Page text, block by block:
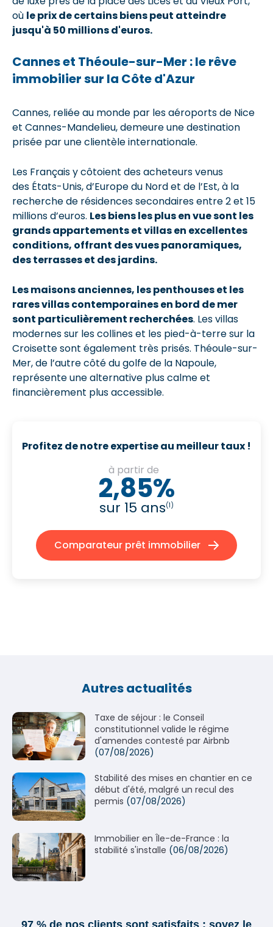
où le prix de certains biens peut atteindre
jusqu'à 50 millions d'euros.
Cannes et Théoule-sur-Mer : le rêve
immobilier sur la Côte d'Azur
Cannes, reliée au monde par les aéroports de Nice
et Cannes-Mandelieu, demeure une destination
prisée par une clientèle internationale.
Les Français y côtoient des acheteurs venus
des États-Unis, d’Europe du Nord et de l’Est, à la
recherche de résidences secondaires entre 2 et 15
millions d’euros. Les biens les plus en vue sont les
grands appartements et villas en excellentes
conditions, offrant des vues panoramiques,
des terrasses et des jardins.
Les maisons anciennes, les penthouses et les
rares villas contemporaines en bord de mer
sont particulièrement recherchées. Les villas
modernes sur les collines et les pied-à-terre sur la
Croisette sont également très prisés. Théoule-sur-
Mer, de l’autre côté du golfe de la Napoule,
représente une alternative plus calme et
financièrement plus accessible.
Profitez de notre expertise au meilleur taux !
à partir de
2,85%
sur 15 ans(1)
Comparateur prêt immobilier
Autres actualités
Taxe de séjour : le Conseil
constitutionnel valide le régime
d'amendes contesté par Airbnb
(07/08/2026)
Stabilité des mises en chantier en ce
début d'été, malgré un recul des
permis (07/08/2026)
Immobilier en Île-de-France : la
stabilité s'installe (06/08/2026)